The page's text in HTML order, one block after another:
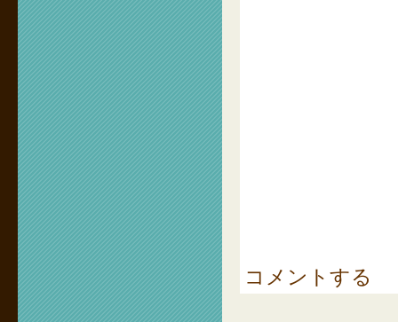
コメントする